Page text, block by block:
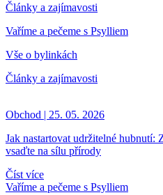
Články a zajímavosti
Vaříme a pečeme s Psylliem
Vše o bylinkách
Články a zajímavosti
Obchod | 25. 05. 2026
Jak nastartovat udržitelné hubnutí:
vsaďte na sílu přírody
Číst více
Vaříme a pečeme s Psylliem